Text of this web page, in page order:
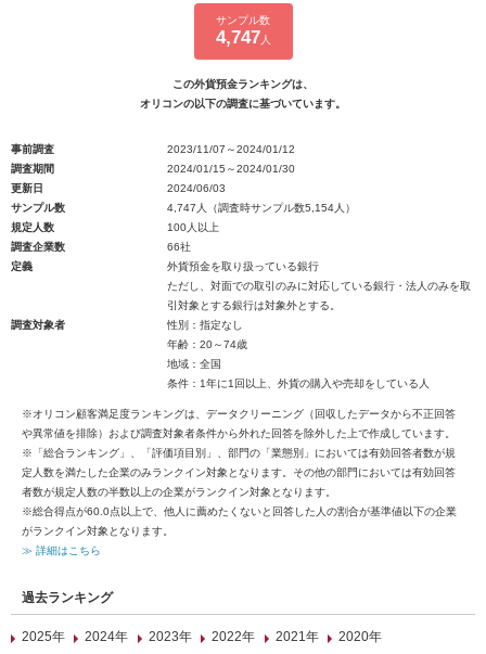
サンプル数
4,747 人
この外貨預金ランキングは、
オリコンの以下の調査に基づいています。
事前調査
2023/11/07～2024/01/12
調査期間
2024/01/15～2024/01/30
更新日
2024/06/03
サンプル数
4,747人（調査時サンプル数5,154人）
規定人数
100人以上
調査企業数
66社
定義
外貨預金を取り扱っている銀行
ただし、対面での取引のみに対応している銀行・法人のみを取
引対象とする銀行は対象外とする。
調査対象者
性別：指定なし
年齢：20～74歳
地域：全国
条件：1年に1回以上、外貨の購入や売却をしている人
※オリコン顧客満足度ランキングは、データクリーニング（回収したデータから不正回答
や異常値を排除）および調査対象者条件から外れた回答を除外した上で作成しています。
※「総合ランキング」、「評価項目別」、部門の「業態別」においては有効回答者数が規
定人数を満たした企業のみランクイン対象となります。その他の部門においては有効回答
者数が規定人数の半数以上の企業がランクイン対象となります。
※総合得点が60.0点以上で、他人に薦めたくないと回答した人の割合が基準値以下の企業
がランクイン対象となります。
≫ 詳細はこちら
過去ランキング
2025年 2024年 2023年 2022年 2021年 2020年